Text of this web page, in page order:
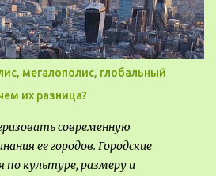
мегалополис, глобальный
их разница?
современную
ее городов. Городские
по культуре, размеру и